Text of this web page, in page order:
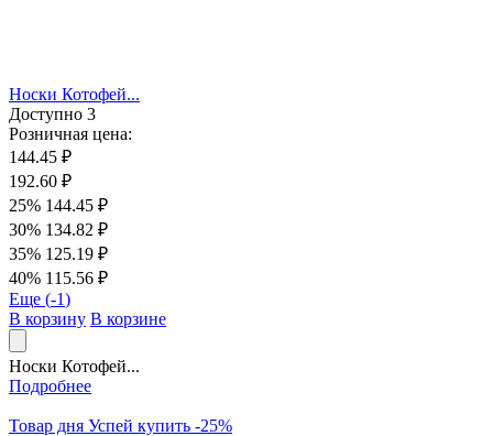
Носки Котофей...
Доступно 3
Розничная цена:
144.45 ₽
192.60 ₽
25% 144.45 ₽
30% 134.82 ₽
35% 125.19 ₽
40% 115.56 ₽
Еще (-1)
В корзину В корзине
Носки Котофей...
Подробнее
Товар дня Успей купить -25%